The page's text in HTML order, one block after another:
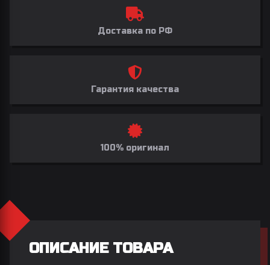
Доставка по РФ
Гарантия качества
100% оригинал
ОПИСАНИЕ ТОВАРА